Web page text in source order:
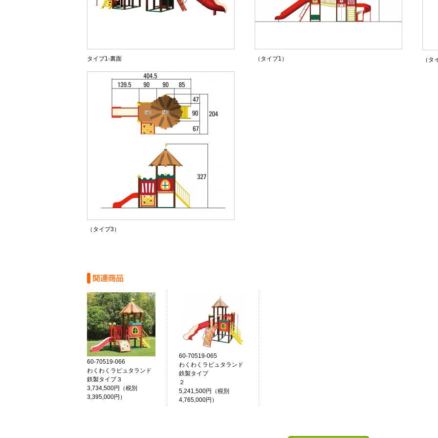
タイプ1-裏面 （タイプ1） （タ
（タイプ3）
60-70519-066
わくわくラピュタランド
鉄製タイプ３
3,734,500円（税別
3,395,000円）
60-70519-065
わくわくラピュタランド
鉄製タイプ
２
5,241,500円（税別
4,765,000円）